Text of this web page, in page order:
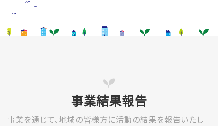
事業結果報告
事業を通じて、地域の皆様方に活動の結果を報告いたし